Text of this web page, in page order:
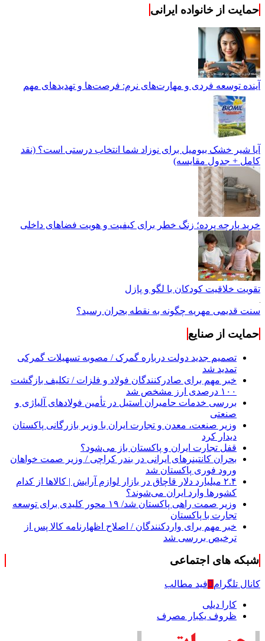
حمایت از خانواده ایرانی
آینده توسعه فردی و مهارت‌های نرم: فرصت‌ها و تهدیدهای مهم
آیا شیر خشک بیومیل برای نوزاد شما انتخاب درستی است؟ (نقد
کامل + جدول مقایسه)
خرید پارچه پرده؛ زنگ خطر برای کیفیت و هویت فضاهای داخلی
تقویت خلاقیت کودکان با لگو و پازل
سنت قدیمی مهریه چگونه به نقطه بحران رسید؟
حمایت از صنایع
تصمیم جدید دولت درباره گمرک / مصوبه تسهیلات گمرکی
تمدید شد
خبر مهم برای صادرکنندگان فولاد و فلزات / تکلیف بازگشت
۱۰۰ درصدی ارز مشخص شد
بررسی خدمات حامیران استیل در تأمین فولادهای آلیاژی و
صنعتی
وزیر صنعت، معدن و تجارت ایران با وزیر بازرگانی پاکستان
دیدار کرد
قفل تجارت ایران و پاکستان باز می‌شود؟
بحران کانتینر‌های ایرانی در بندر کراچی / وزیر صمت خواهان
ورود فوری پاکستان شد
۲.۴ میلیارد دلار قاچاق در بازار لوازم آرایش | کالاها از کدام
کشورها وارد ایران می‌شوند؟
وزیر صمت راهی پاکستان شد/ ۱۹ محور کلیدی برای توسعه
تجارت با پاکستان
خبر مهم برای واردکنندگان / اصلاح اظهارنامه کالا پس از
ترخیص بررسی شد
شبکه های اجتماعی
کانال تلگرام فید مطالب
کارا دیلی
ظروف یکبار مصرف